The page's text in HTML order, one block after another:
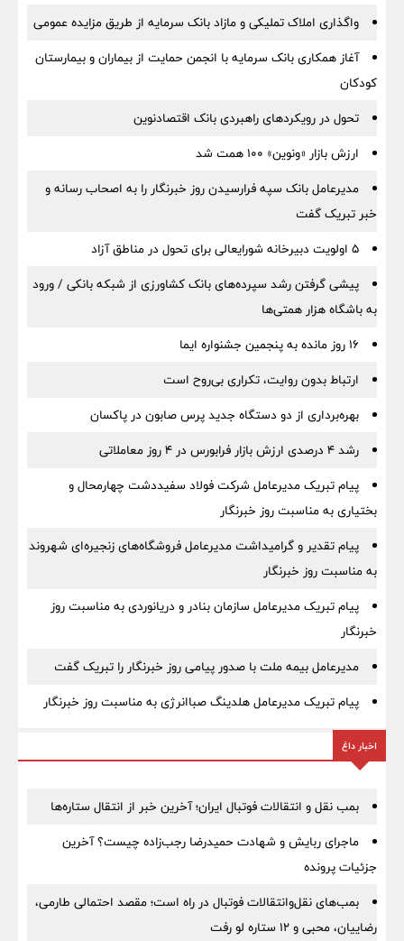
واگذاری املاک تملیکی و مازاد بانک سرمایه از طریق مزایده عمومی
آغاز همکاری بانک سرمایه با انجمن حمایت از بیماران و بیمارستان
کودکان
تحول در رویکردهای راهبردی بانک اقتصادنوین
ارزش بازار «ونوین» 100 همت شد
مدیرعامل بانک سپه فرارسیدن روز خبرنگار را به اصحاب رسانه و
خبر تبریک گفت
5 اولویت دبیرخانه شورایعالی برای تحول در مناطق آزاد
پیشی گرفتن رشد سپرده‌های بانک کشاورزی از شبکه بانکی / ورود
به باشگاه هزار همتی‌ها
16 روز مانده به پنجمین جشنواره ایما
ارتباط بدون روایت، تکراری بی‌روح است
بهره‌برداری از دو دستگاه جدید پرس صابون در پاكسان
رشد ۴ درصدی ارزش بازار فرابورس در ۴ روز معاملاتی
پیام تبریک مدیرعامل شرکت فولاد سفیددشت چهارمحال و
بختیاری به مناسبت روز خبرنگار
پیام تقدیر و گرامیداشت مدیرعامل فروشگاه‌های زنجیره‌ای شهروند
به مناسبت روز خبرنگار
پیام تبریک مدیرعامل سازمان بنادر و دریانوردی به مناسبت روز
خبرنگار
مدیرعامل بیمه ملت با صدور پیامی روز خبرنگار را تبریک گفت
پیام تبریک مدیرعامل هلدینگ صباانرژی به مناسبت روز خبرنگار
اخبار داغ
بمب نقل‌ و انتقالات فوتبال ایران؛ آخرین خبر از انتقال ستاره‌ها
ماجرای ربایش و شهادت حمیدرضا رجب‌زاده چیست؟ آخرین
جزئیات پرونده
بمب‌های نقل‌وانتقالات فوتبال در راه است؛ مقصد احتمالی طارمی،
رضاییان، محبی و ۱۲ ستاره لو رفت